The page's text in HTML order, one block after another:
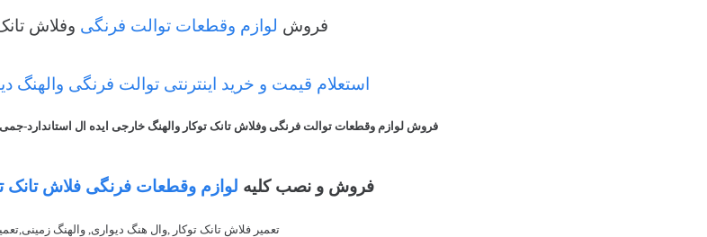
فروش لوازم وقطعات توالت فرنگی وفلاش
استعلام قیمت و خرید اینترنتی توالت فرنگی والهنگ
فروش لوازم وقطعات توالت فرنگی وفلاش تانک توکار والهنگ خارجی ایده ال استاندارد-جمی-
فروش و نصب کلیه لوازم وقطعات فرنگی فلاش تانک
تعمیر فلاش تانک توکار ,وال هنگ دیواری, والهنگ